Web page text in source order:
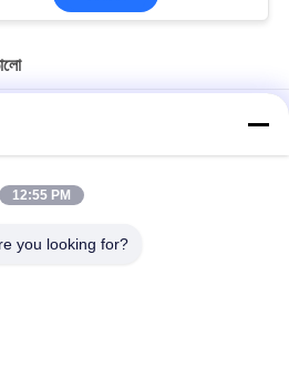
যুক্ত হট মেল্ট পিএসএ আঠালো আঠালো
আঠালো আঠালো
সংবেদনশীল আঠালো লেবেলগুলির জন্য
12:55 PM
you looking for?